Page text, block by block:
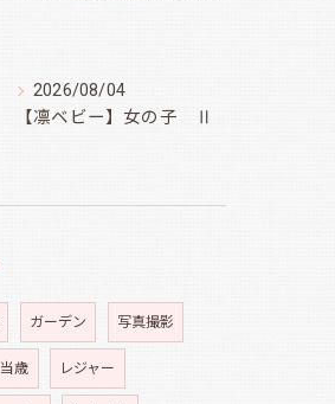
2026/08/04
【凛ベビー】女の子 Ⅱ
ガーデン 写真撮影
当歳 レジャー